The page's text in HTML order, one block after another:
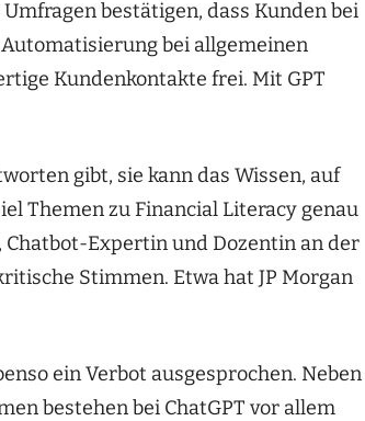
bestätigen, dass Kunden bei
bei allgemeinen
Kundenkontakte frei. Mit GPT
gibt, sie kann das Wissen, auf
Themen zu Financial Literacy genau
Expertin und Dozentin an der
Stimmen. Etwa hat JP Morgan
ein Verbot ausgesprochen. Neben
bestehen bei ChatGPT vor allem